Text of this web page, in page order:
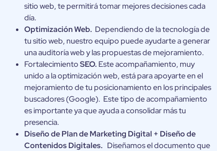
sitio web, te permitirá tomar mejores decisiones cada
día.
Optimización Web. Dependiendo de la tecnología de
tu sitio web, nuestro equipo puede ayudarte a generar
una auditoría web y las propuestas de mejoramiento.
FortalecimientoSEO. Este acompañamiento, muy
unido a la optimización web, está para apoyarte en el
mejoramiento de tu posicionamiento en los principales
buscadores (Google). Este tipo de acompañamiento
es importante ya que ayuda a consolidar más tu
presencia.
Diseño de Plan de Marketing Digital + Diseño de
Contenidos Digitales. Diseñamos el documento que